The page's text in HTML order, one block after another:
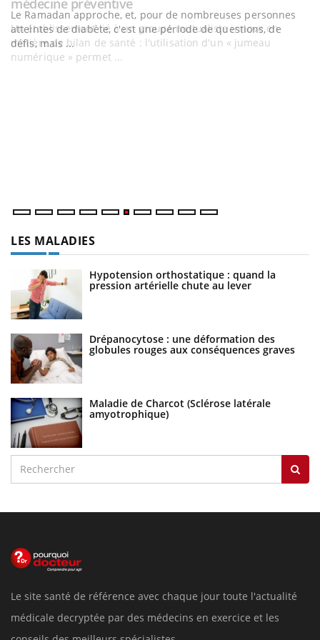
Un établissement lié à un groupe mutualiste innove en
matière de bilan de santé : l'utilisation d'un « jumeau
numérique » permet ...
LES MALADIES
Hypotension orthostatique : quand la
pression artérielle chute au lever
Drépanocytose : une déformation des
globules rouges aux conséquences graves
Maladie de Charcot (Sclérose latérale
amyotrophique)
Le site santé de référence avec chaque jour toute l'actualité
médicale decryptée par des médecins en exercice et les